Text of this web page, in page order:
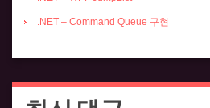
.NET – Command Queue 구현